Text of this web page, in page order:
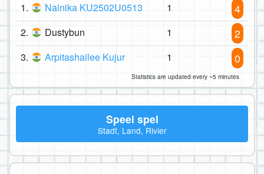
1.
Nainika KU2502U0513 1 4
2. Dustybun 1 2
3. Arpitashailee Kujur 1 0
Statistics are updated every ~5 minutes
Speel spel
Stadt, Land, Rivier